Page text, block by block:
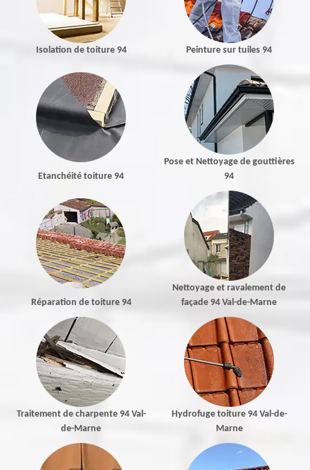
Isolation de toiture 94 Peinture sur tuiles 94
Etanchéité toiture 94
Pose et Nettoyage de gouttières
94
Réparation de toiture 94
Nettoyage et ravalement de
façade 94 Val-de-Marne
Traitement de charpente 94 Val-
de-Marne
Hydrofuge toiture 94 Val-de-
Marne